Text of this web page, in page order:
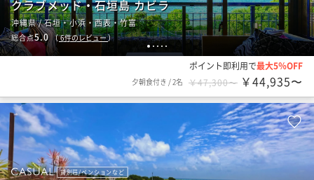
1 2 3 4 5
クラブメッド・石垣島 カビラ
沖縄県 / 石垣・小浜・西表・竹富
総合点5.0（6件のレビュー）
ポイント即利用で最大5％OFF
夕朝食付き /2名 ￥47,300〜 ￥44,935〜
貸別荘/ペンションなど